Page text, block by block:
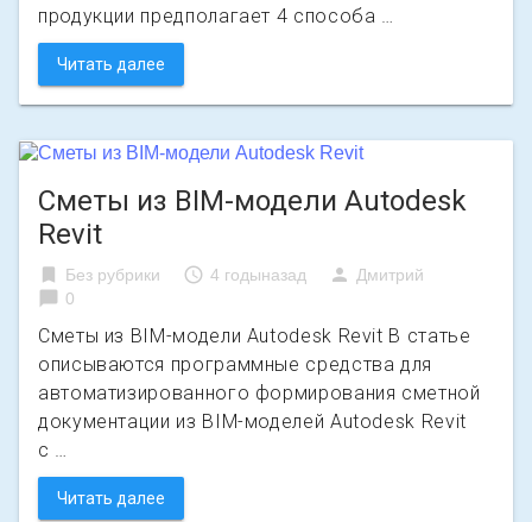
продукции предполагает 4 способа …
Читать далее
Сметы из BIM-модели Autodesk
Revit
bookmark Без рубрики access_time 4 годыназад person Дмитрий
0
Сметы из BIM-модели Autodesk Revit В статье
описываются программные средства для
автоматизированного формирования сметной
документации из BIM-моделей Autodesk Revit
с …
Читать далее